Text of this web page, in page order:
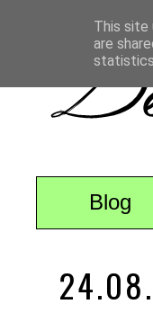
Blog
This site
are